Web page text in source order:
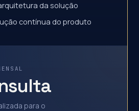
da solução
contínua do produto
para o